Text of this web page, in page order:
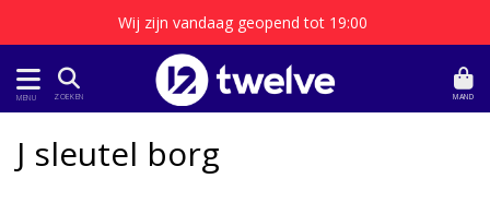
Wij zijn vandaag geopend tot 19:00
MENU ZOEKEN MAND
J sleutel borg